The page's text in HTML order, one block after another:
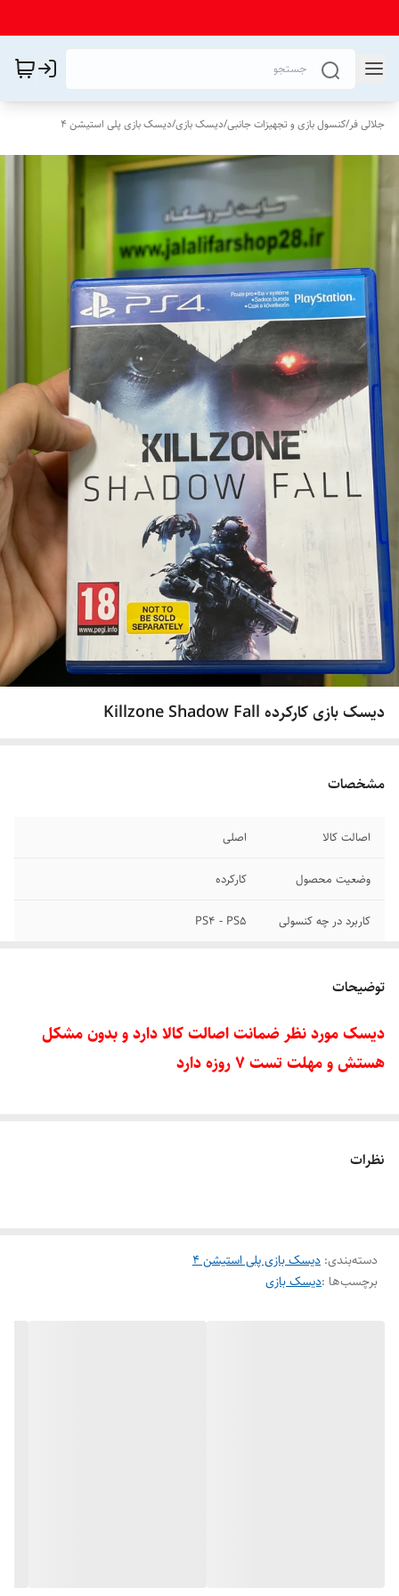
جلالی فر/کنسول بازی و تجهیزات جانبی/دیسک بازی/دیسک بازی پلی استیشن 4
دیسک بازی کارکرده Killzone Shadow Fall
مشخصات
اصالت کالا اصلی
وضعیت محصول کارکرده
کاربرد در چه کنسولی PS4 - PS5
توضیحات
دیسک مورد نظر ضمانت اصالت کالا دارد و بدون مشکل
هستش و مهلت تست 7 روزه دارد
نظرات
دسته‌بندی: دیسک بازی پلی استیشن 4
برچسب‌ها :دیسک بازی